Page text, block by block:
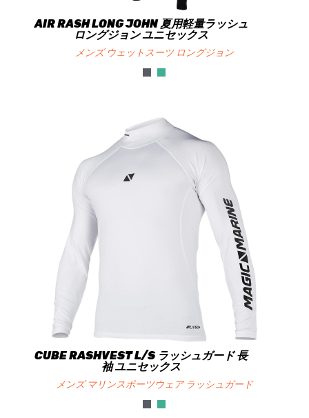
AIR RASH LONG JOHN 夏用軽量ラッシュ
ロングジョン ユニセックス
メンズ ウェットスーツ ロングジョン
CUBE RASHVEST L/S ラッシュガード 長
袖 ユニセックス
メンズ マリンスポーツウェア ラッシュガード